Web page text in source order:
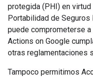
protegida (PHI) en
Portabilidad de Seguros
puede comprometerse
Actions on Google
otras reglamentaciones
Tampoco permitimos